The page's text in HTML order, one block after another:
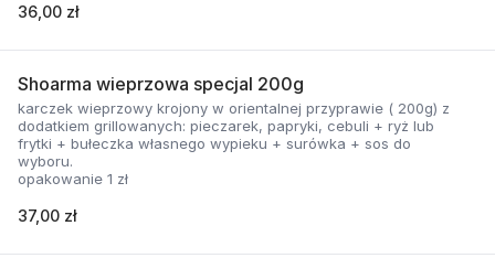
36,00 zł
Shoarma wieprzowa specjal 200g
karczek wieprzowy krojony w orientalnej przyprawie ( 200g) z
dodatkiem grillowanych: pieczarek, papryki, cebuli + ryż lub
frytki + bułeczka własnego wypieku + surówka + sos do
wyboru.
opakowanie 1 zł
37,00 zł